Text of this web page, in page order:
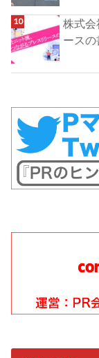
株式会
ース